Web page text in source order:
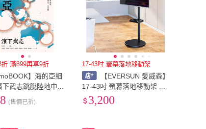
折 滿899再享9折
】海的亞細
下武志跳脫陸地中心
視野 海洋如何奠定亞
易、移民、世界(電子
(售價已折)
17-43吋 螢幕落地移動架
【EVERSUN 愛威森】
17-43吋 螢幕落地移動架 閨
蜜機3,200